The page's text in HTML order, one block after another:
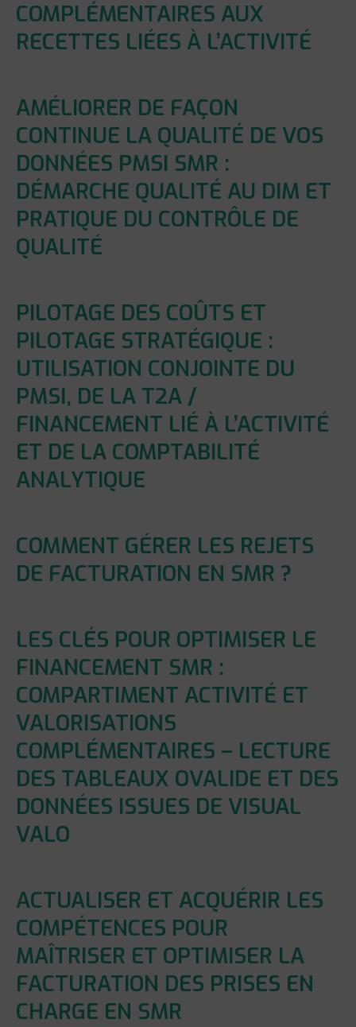
COMPLÉMENTAIRES AUX
RECETTES LIÉES À L’ACTIVITÉ
AMÉLIORER DE FAÇON
CONTINUE LA QUALITÉ DE VOS
DONNÉES PMSI SMR :
DÉMARCHE QUALITÉ AU DIM ET
PRATIQUE DU CONTRÔLE DE
QUALITÉ
PILOTAGE DES COÛTS ET
PILOTAGE STRATÉGIQUE :
UTILISATION CONJOINTE DU
PMSI, DE LA T2A /
FINANCEMENT LIÉ À L’ACTIVITÉ
ET DE LA COMPTABILITÉ
ANALYTIQUE
COMMENT GÉRER LES REJETS
DE FACTURATION EN SMR ?
LES CLÉS POUR OPTIMISER LE
FINANCEMENT SMR :
COMPARTIMENT ACTIVITÉ ET
VALORISATIONS
COMPLÉMENTAIRES – LECTURE
DES TABLEAUX OVALIDE ET DES
DONNÉES ISSUES DE VISUAL
VALO
ACTUALISER ET ACQUÉRIR LES
COMPÉTENCES POUR
MAÎTRISER ET OPTIMISER LA
FACTURATION DES PRISES EN
CHARGE EN SMR